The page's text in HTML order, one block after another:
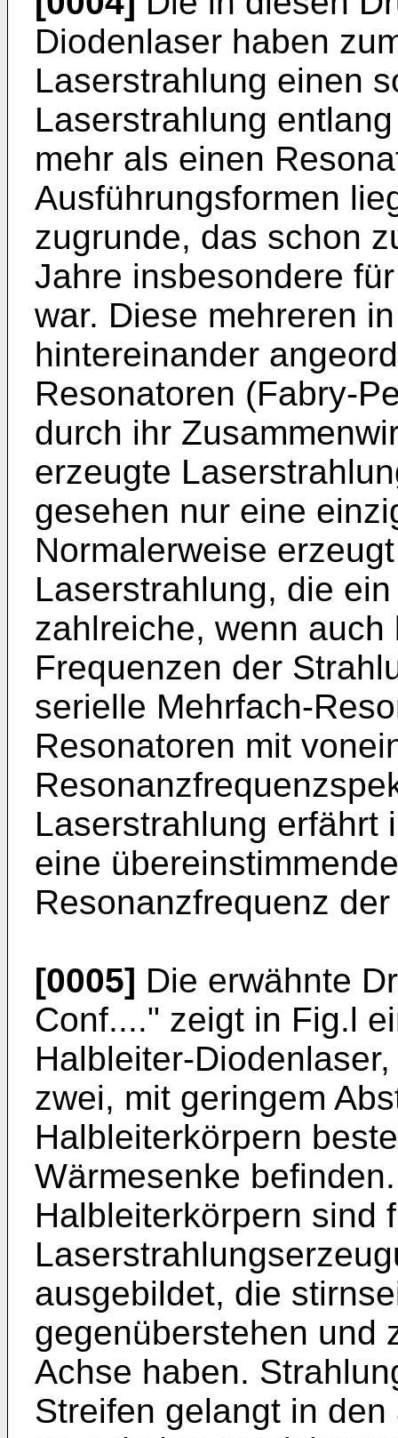
Diodenlaser haben
Laserstrahlung einen
Laserstrahlung
mehr als einen
Ausführungsformen
zugrunde, das schon
Jahre insbesondere
war. Diese mehreren
hintereinander
Resonatoren (Fabry-
durch ihr
erzeugte
gesehen nur eine
Normalerweise
Laserstrahlung, die
zahlreiche, wenn
Frequenzen der
serielle Mehrfach-
Resonatoren mit
Laserstrahlung erfährt
eine
Resonanzfrequenz
[0005] Die erwähnte
Conf...." zeigt in Fig.l
Halbleiter-
zwei, mit geringem
Halbleiterkörpern
Wärmesenke
Halbleiterkörpern sind
ausgebildet, die
gegenüberstehen und
Achse haben.
Streifen gelangt in